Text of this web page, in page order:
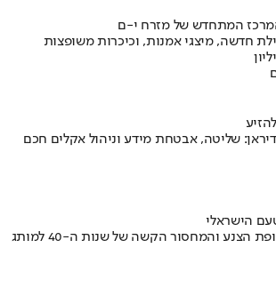
המרכז המתחדש של מזרח י-ם
חדשה, מיצגי אמנות, וכיכרות משופצות
שליטה, אבטחת מידע וניהול אקלים חכם
הישראלי
איך אסם הפכה את תקופת הצנע והמחסור הקשה של שנות ה-40 למותג